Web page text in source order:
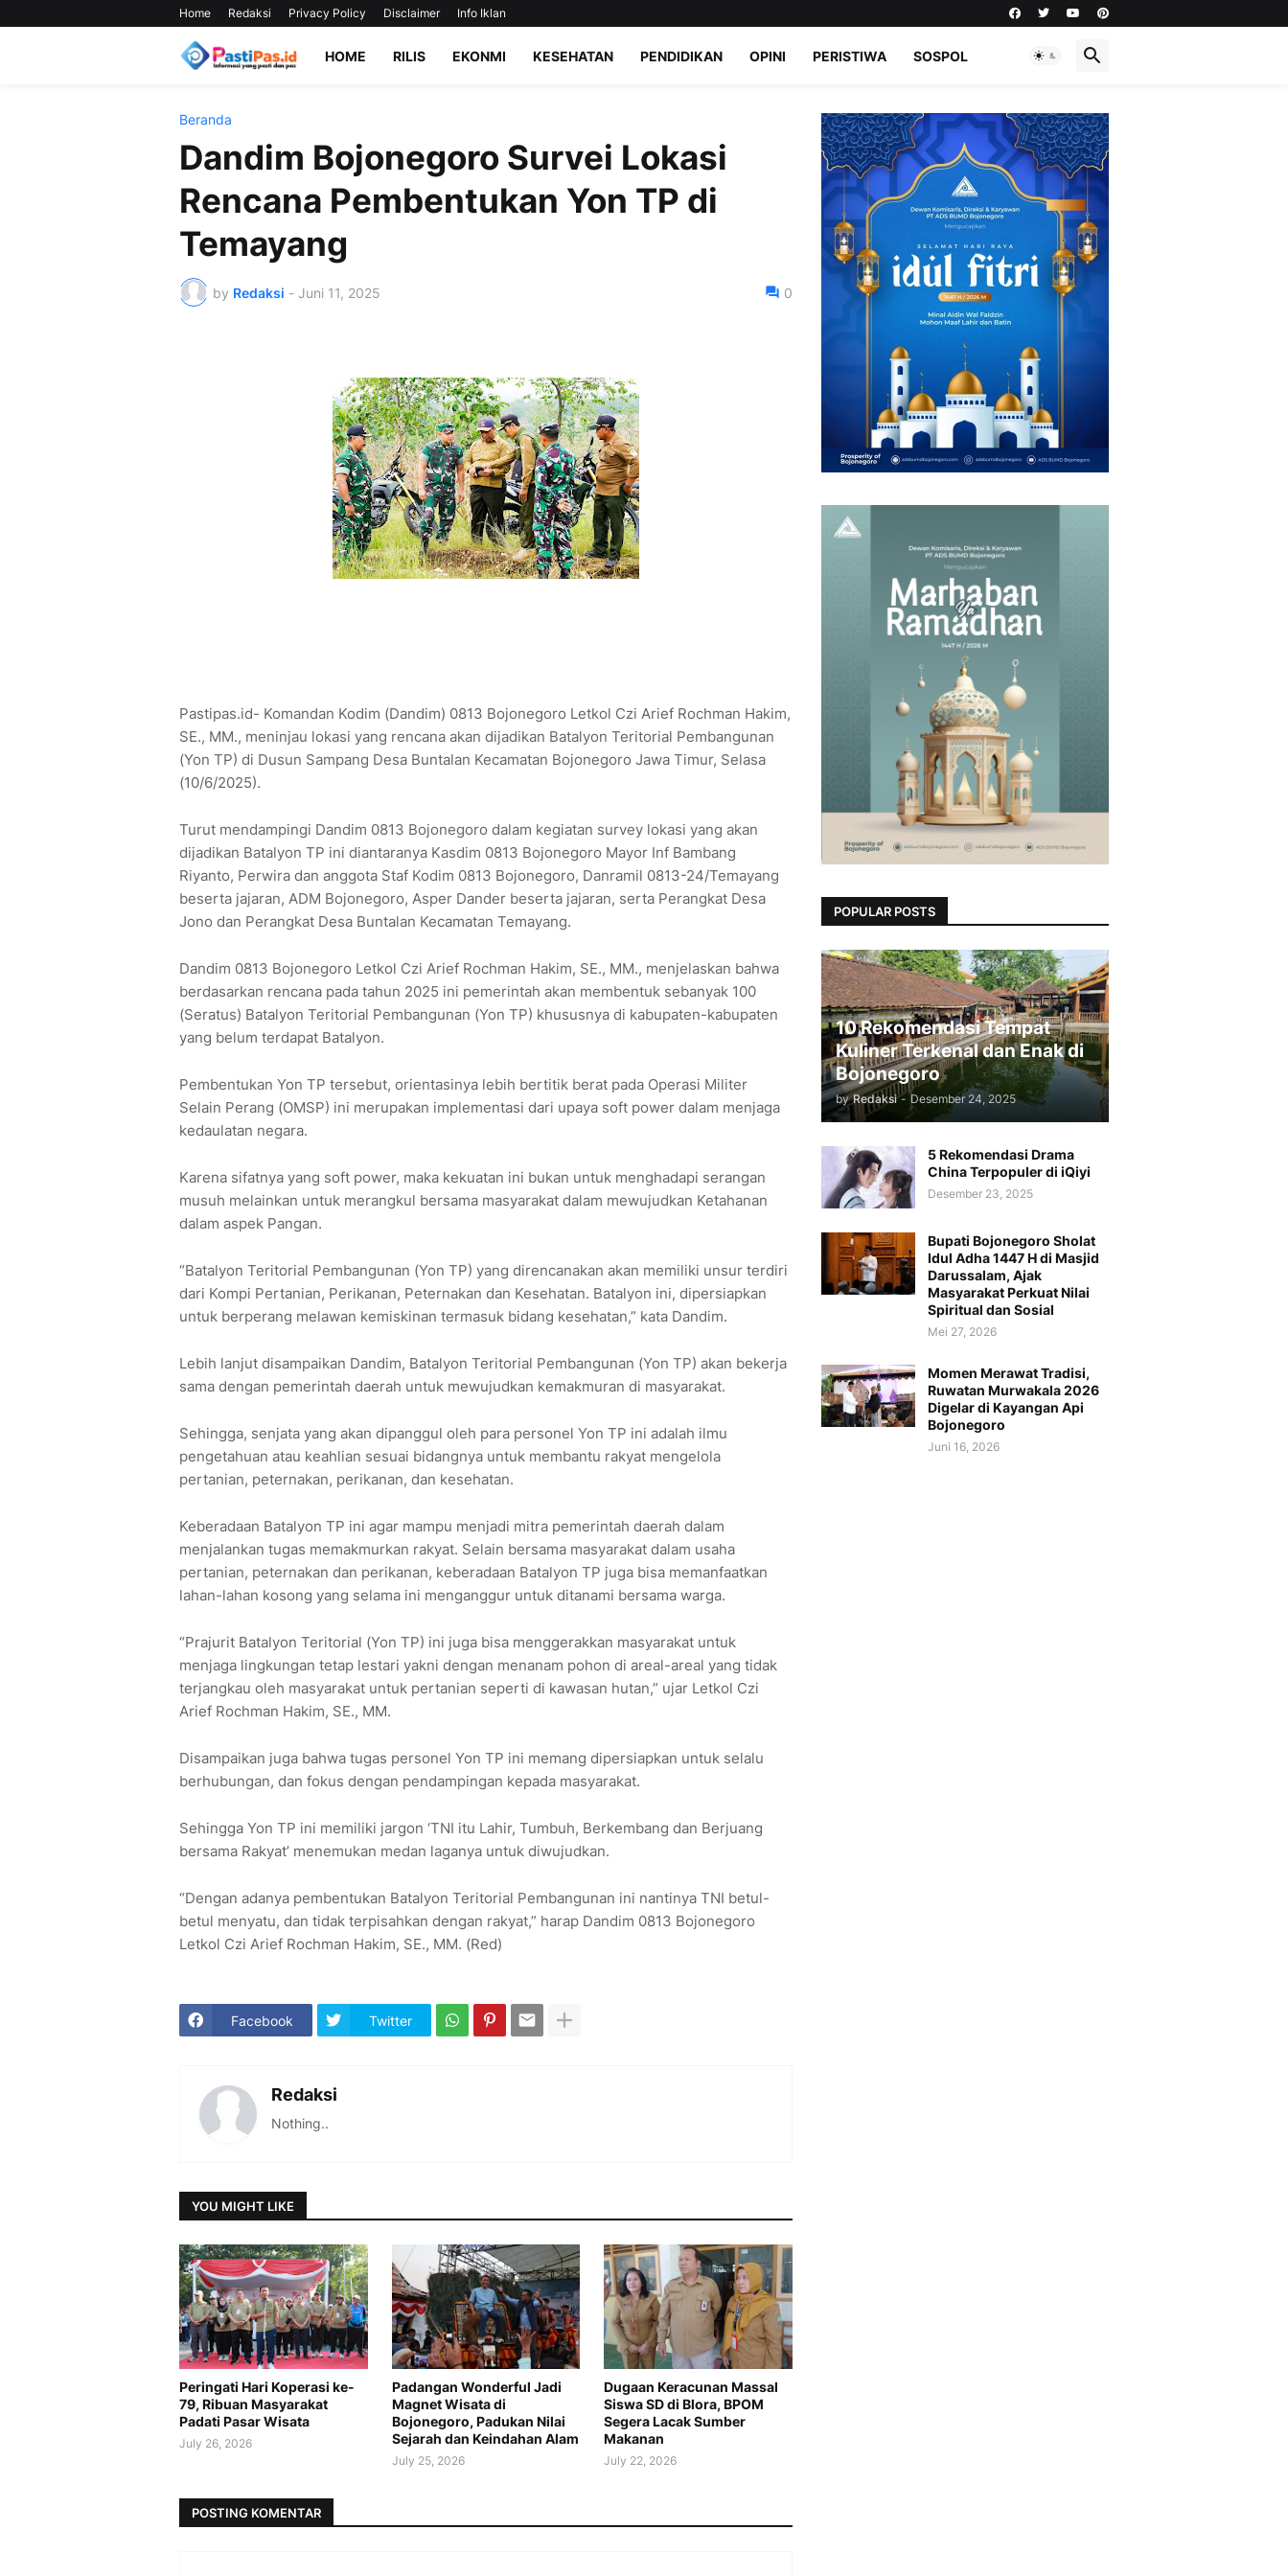
Home Redaksi Privacy Policy Disclaimer Info Iklan
HOME RILIS EKONMI KESEHATAN PENDIDIKAN OPINI PERISTIWA SOSPOL
Beranda
Dandim Bojonegoro Survei Lokasi
Rencana Pembentukan Yon TP di
Temayang
by Redaksi - Juni 11, 2025 0
Pastipas.id- Komandan Kodim (Dandim) 0813 Bojonegoro Letkol Czi Arief Rochman Hakim,
SE., MM., meninjau lokasi yang rencana akan dijadikan Batalyon Teritorial Pembangunan
(Yon TP) di Dusun Sampang Desa Buntalan Kecamatan Bojonegoro Jawa Timur, Selasa
(10/6/2025).
Turut mendampingi Dandim 0813 Bojonegoro dalam kegiatan survey lokasi yang akan
dijadikan Batalyon TP ini diantaranya Kasdim 0813 Bojonegoro Mayor Inf Bambang
Riyanto, Perwira dan anggota Staf Kodim 0813 Bojonegoro, Danramil 0813-24/Temayang
beserta jajaran, ADM Bojonegoro, Asper Dander beserta jajaran, serta Perangkat Desa
Jono dan Perangkat Desa Buntalan Kecamatan Temayang.
Dandim 0813 Bojonegoro Letkol Czi Arief Rochman Hakim, SE., MM., menjelaskan bahwa
berdasarkan rencana pada tahun 2025 ini pemerintah akan membentuk sebanyak 100
(Seratus) Batalyon Teritorial Pembangunan (Yon TP) khususnya di kabupaten-kabupaten
yang belum terdapat Batalyon.
Pembentukan Yon TP tersebut, orientasinya lebih bertitik berat pada Operasi Militer
Selain Perang (OMSP) ini merupakan implementasi dari upaya soft power dalam menjaga
kedaulatan negara.
Karena sifatnya yang soft power, maka kekuatan ini bukan untuk menghadapi serangan
musuh melainkan untuk merangkul bersama masyarakat dalam mewujudkan Ketahanan
dalam aspek Pangan.
“Batalyon Teritorial Pembangunan (Yon TP) yang direncanakan akan memiliki unsur terdiri
dari Kompi Pertanian, Perikanan, Peternakan dan Kesehatan. Batalyon ini, dipersiapkan
untuk berperang melawan kemiskinan termasuk bidang kesehatan,” kata Dandim.
Lebih lanjut disampaikan Dandim, Batalyon Teritorial Pembangunan (Yon TP) akan bekerja
sama dengan pemerintah daerah untuk mewujudkan kemakmuran di masyarakat.
Sehingga, senjata yang akan dipanggul oleh para personel Yon TP ini adalah ilmu
pengetahuan atau keahlian sesuai bidangnya untuk membantu rakyat mengelola
pertanian, peternakan, perikanan, dan kesehatan.
Keberadaan Batalyon TP ini agar mampu menjadi mitra pemerintah daerah dalam
menjalankan tugas memakmurkan rakyat. Selain bersama masyarakat dalam usaha
pertanian, peternakan dan perikanan, keberadaan Batalyon TP juga bisa memanfaatkan
lahan-lahan kosong yang selama ini menganggur untuk ditanami bersama warga.
“Prajurit Batalyon Teritorial (Yon TP) ini juga bisa menggerakkan masyarakat untuk
menjaga lingkungan tetap lestari yakni dengan menanam pohon di areal-areal yang tidak
terjangkau oleh masyarakat untuk pertanian seperti di kawasan hutan,” ujar Letkol Czi
Arief Rochman Hakim, SE., MM.
Disampaikan juga bahwa tugas personel Yon TP ini memang dipersiapkan untuk selalu
berhubungan, dan fokus dengan pendampingan kepada masyarakat.
Sehingga Yon TP ini memiliki jargon ‘TNI itu Lahir, Tumbuh, Berkembang dan Berjuang
bersama Rakyat’ menemukan medan laganya untuk diwujudkan.
“Dengan adanya pembentukan Batalyon Teritorial Pembangunan ini nantinya TNI betul-
betul menyatu, dan tidak terpisahkan dengan rakyat,” harap Dandim 0813 Bojonegoro
Letkol Czi Arief Rochman Hakim, SE., MM. (Red)
Facebook Twitter
Redaksi
Nothing..
YOU MIGHT LIKE
Peringati Hari Koperasi ke-
79, Ribuan Masyarakat
Padati Pasar Wisata
July 26, 2026
Padangan Wonderful Jadi
Magnet Wisata di
Bojonegoro, Padukan Nilai
Sejarah dan Keindahan Alam
July 25, 2026
Dugaan Keracunan Massal
Siswa SD di Blora, BPOM
Segera Lacak Sumber
Makanan
July 22, 2026
POSTING KOMENTAR
POPULAR POSTS
10 Rekomendasi Tempat
Kuliner Terkenal dan Enak di
Bojonegoro
by Redaksi - Desember 24, 2025
5 Rekomendasi Drama
China Terpopuler di iQiyi
Desember 23, 2025
Bupati Bojonegoro Sholat
Idul Adha 1447 H di Masjid
Darussalam, Ajak
Masyarakat Perkuat Nilai
Spiritual dan Sosial
Mei 27, 2026
Momen Merawat Tradisi,
Ruwatan Murwakala 2026
Digelar di Kayangan Api
Bojonegoro
Juni 16, 2026